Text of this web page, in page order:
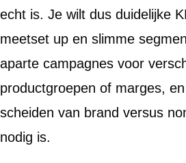
echt is. Je wilt dus duidelijke
meetset up en slimme
aparte campagnes voor
productgroepen of marges,
scheiden van brand versus
nodig is.